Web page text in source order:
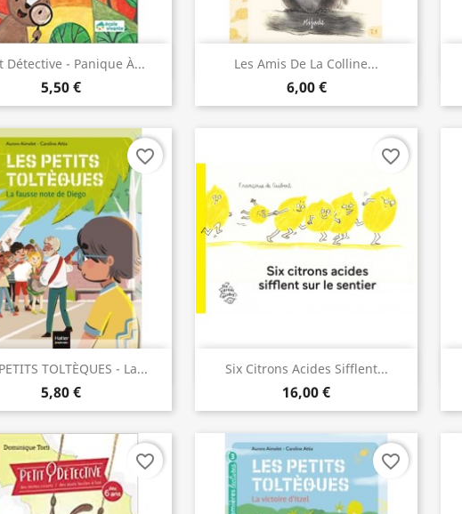
Détective - Panique À...
5,50 €
Aperçu rapide Les Amis De La Colline...
6,00 €
Aperçu rapide
TOLTÈQUES - La...
5,80 €
Aperçu rapide
favorite_border
Six Citrons Acides Sifflent...
16,00 €
Aperçu rapide
favorite_border
favorite_border favorite_border